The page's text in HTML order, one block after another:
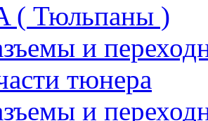
( Тюльпаны )
и
тюнера
и